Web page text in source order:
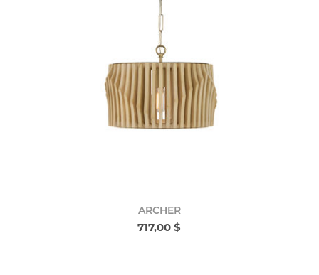
ARCHER
717,00 $